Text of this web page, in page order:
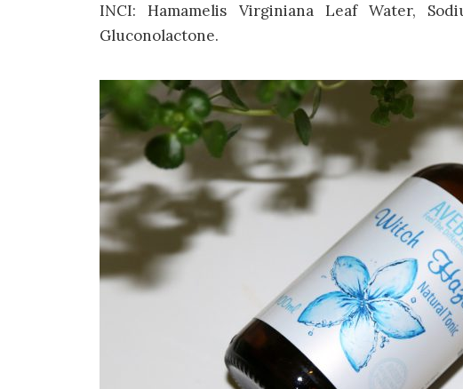
INCI: Hamamelis Virginiana Leaf Water,
Gluconolactone.